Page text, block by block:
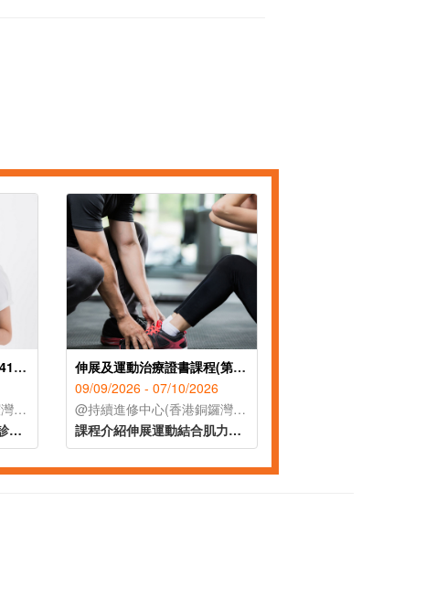
醫務所助理證書(第51屆)(41C128965)
@持續進修中心(香港銅鑼灣禮頓道119號公理堂大樓21-23樓)
課程為有意投身醫務所或診所助理人士提供培訓，讓學員認識本港醫療系統、醫務所日常運作及醫務所助理的工作範疇。課程內容涵蓋常見疾病的知識與治療方法、常見藥物名稱及基本身體檢查的方法等醫護知識。課堂亦設有實務練習單元（如清潔傷口及量度血壓），讓學員掌握協助醫生處理病人診症及診症工具的使用方法，提升實務工作技能，以便投身診所助理或助護工作。
伸展及運動治療證書課程(第90屆)
09/09/2026 - 07/10/2026
@持續進修中心(香港銅鑼灣禮頓道119號公理堂大樓21-23樓)
課程介紹伸展運動結合肌力訓練的生理機制與應用原理，針對常見痛症，提供可執行的運動治療策略。學員將較容易掌握如何透過關節活動度提升、柔軟度訓練、核心穩定性強化及平衡控制練習，有效達到舒緩疼痛、改善功能與預防復發的綜合目標。課程旨在幫助學員建立正確的運動治療觀念，並掌握實務的伸展運動技巧，適合對健康管理、復健指導有興趣的人士報讀。